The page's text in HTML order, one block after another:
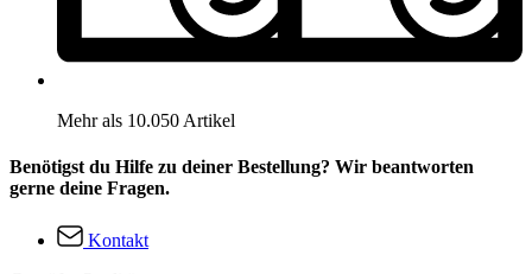
Mehr als 10.050 Artikel
Benötigst du Hilfe zu deiner Bestellung? Wir beantworten
gerne deine Fragen.
Kontakt